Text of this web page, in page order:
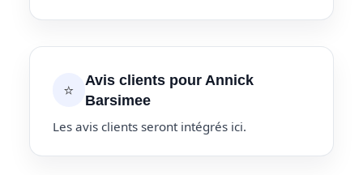
⭐
Avis clients pour Annick
Barsimee
Les avis clients seront intégrés ici.